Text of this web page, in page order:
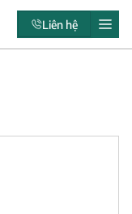
Liên hệ